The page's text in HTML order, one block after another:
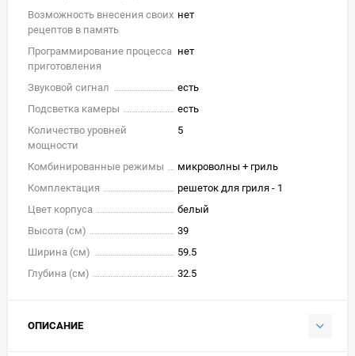
Возможность внесения своих
рецептов в память
нет
Программирование процесса
приготовления
нет
Звуковой сигнал
есть
Подсветка камеры
есть
Количество уровней
мощности
5
Комбинированные режимы
микроволны + гриль
Комплектация
решеток для гриля - 1
Цвет корпуса
белый
Высота (см)
39
Ширина (см)
59.5
Глубина (см)
32.5
ОПИСАНИЕ